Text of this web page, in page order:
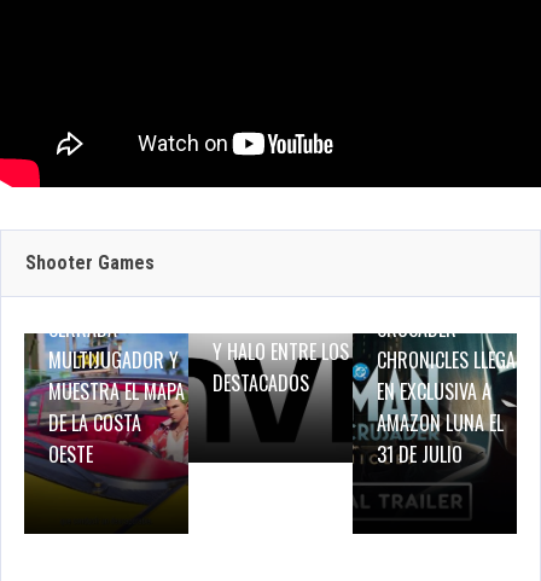
Shooter Games
JULIO 30, 2026
WORLD TOUR
ANUNCIA SU
PRUEBA DE RED
CERRADA
MULTIJUGADOR Y
MUESTRA EL MAPA
DE LA COSTA
OESTE
JULIO 29, 2026
GEFORCE NOW
SUMA 9 JUEGOS
Y HALO ENTRE LOS
DESTACADOS
BATMAN: CAPED
CRUSADER –
CHRONICLES LLEGA
EN EXCLUSIVA A
AMAZON LUNA EL
31 DE JULIO